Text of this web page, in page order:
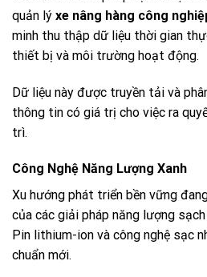
quản lý xe nâng hàng công
minh thu thập dữ liệu thời gian
thiết bị và môi trường hoạt động.
Dữ liệu này được truyền tải và
thông tin có giá trị cho việc ra
trì.
Công Nghệ Năng Lượng Xanh
Xu hướng phát triển bền vững
của các giải pháp năng lượng
Pin lithium-ion và công nghệ sạc
chuẩn mới.